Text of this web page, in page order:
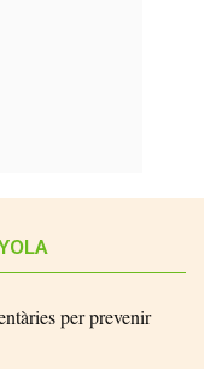
per prevenir